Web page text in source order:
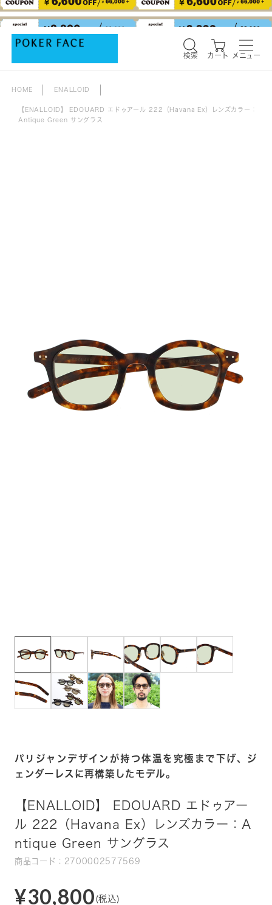
検索 カート メニュー
検索 カート メニュー
HOME ENALLOID
【ENALLOID】 EDOUARD エドゥアール 222（Havana Ex）レンズカラー：
Antique Green サングラス
パリジャンデザインが持つ体温を究極まで下げ、ジ
ェンダーレスに再構築したモデル。
【ENALLOID】 EDOUARD エドゥアー
ル 222（Havana Ex）レンズカラー：A
ntique Green サングラス
商品コード：2700002577569
¥30,800 (税込)